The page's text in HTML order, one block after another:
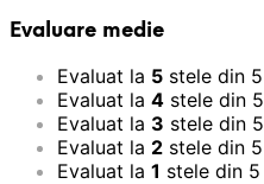
Evaluare medie
Evaluat la 5 stele din 5
Evaluat la 4 stele din 5
Evaluat la 3 stele din 5
Evaluat la 2 stele din 5
Evaluat la 1 stele din 5